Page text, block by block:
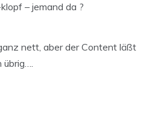
– jemand da ?
nett, aber der Content läßt
übrig….